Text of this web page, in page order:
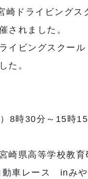
崎ドライビング
されました。
イビングスクー
た。
8時30分～15時
崎県高等学校教育
車レース inみや